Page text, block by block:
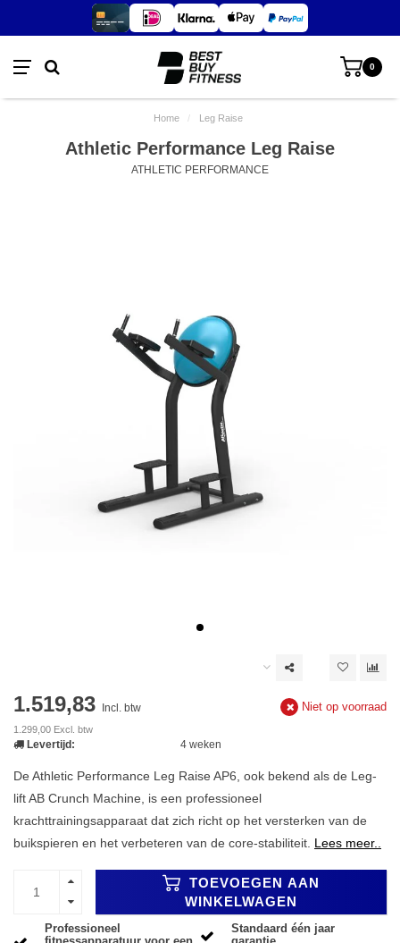
0
Home / Leg Raise
Athletic Performance Leg Raise
ATHLETIC PERFORMANCE
1.519,83 Incl. btw
1.299,00 Excl. btw
Niet op voorraad
Levertijd: 4 weken
De Athletic Performance Leg Raise AP6, ook bekend als de Leg-
lift AB Crunch Machine, is een professioneel
krachttrainingsapparaat dat zich richt op het versterken van de
buikspieren en het verbeteren van de core-stabiliteit. Lees meer..
TOEVOEGEN AAN
WINKELWAGEN
Professioneel
Standaard één jaar